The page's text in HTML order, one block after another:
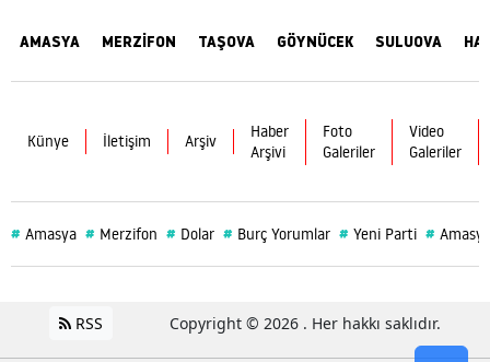
AMASYA MERZİFON TAŞOVA GÖYNÜCEK SULUOVA
Künye İletişim Arşiv
Haber
Arşivi
Foto
Galeriler
Video
Galeriler
# Amasya # Merzifon # Dolar # Burç Yorumlar # Yeni Parti #
RSS Copyright © 2026 . Her hakkı saklıdır.